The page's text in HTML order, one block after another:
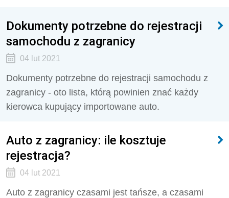
Dokumenty potrzebne do rejestracji
samochodu z zagranicy
04 lut 2021
Dokumenty potrzebne do rejestracji samochodu z
zagranicy - oto lista, którą powinien znać każdy
kierowca kupujący importowane auto.
Auto z zagranicy: ile kosztuje
rejestracja?
04 lut 2021
Auto z zagranicy czasami jest tańsze, a czasami